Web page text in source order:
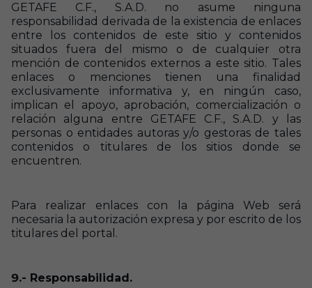
GETAFE C.F., S.A.D. no asume ninguna
responsabilidad derivada de la existencia de enlaces
entre los contenidos de este sitio y contenidos
situados fuera del mismo o de cualquier otra
mención de contenidos externos a este sitio. Tales
enlaces o menciones tienen una finalidad
exclusivamente informativa y, en ningún caso,
implican el apoyo, aprobación, comercialización o
relación alguna entre GETAFE C.F., S.A.D. y las
personas o entidades autoras y/o gestoras de tales
contenidos o titulares de los sitios donde se
encuentren.
Para realizar enlaces con la página Web será
necesaria la autorización expresa y por escrito de los
titulares del portal.
9.- Responsabilidad.